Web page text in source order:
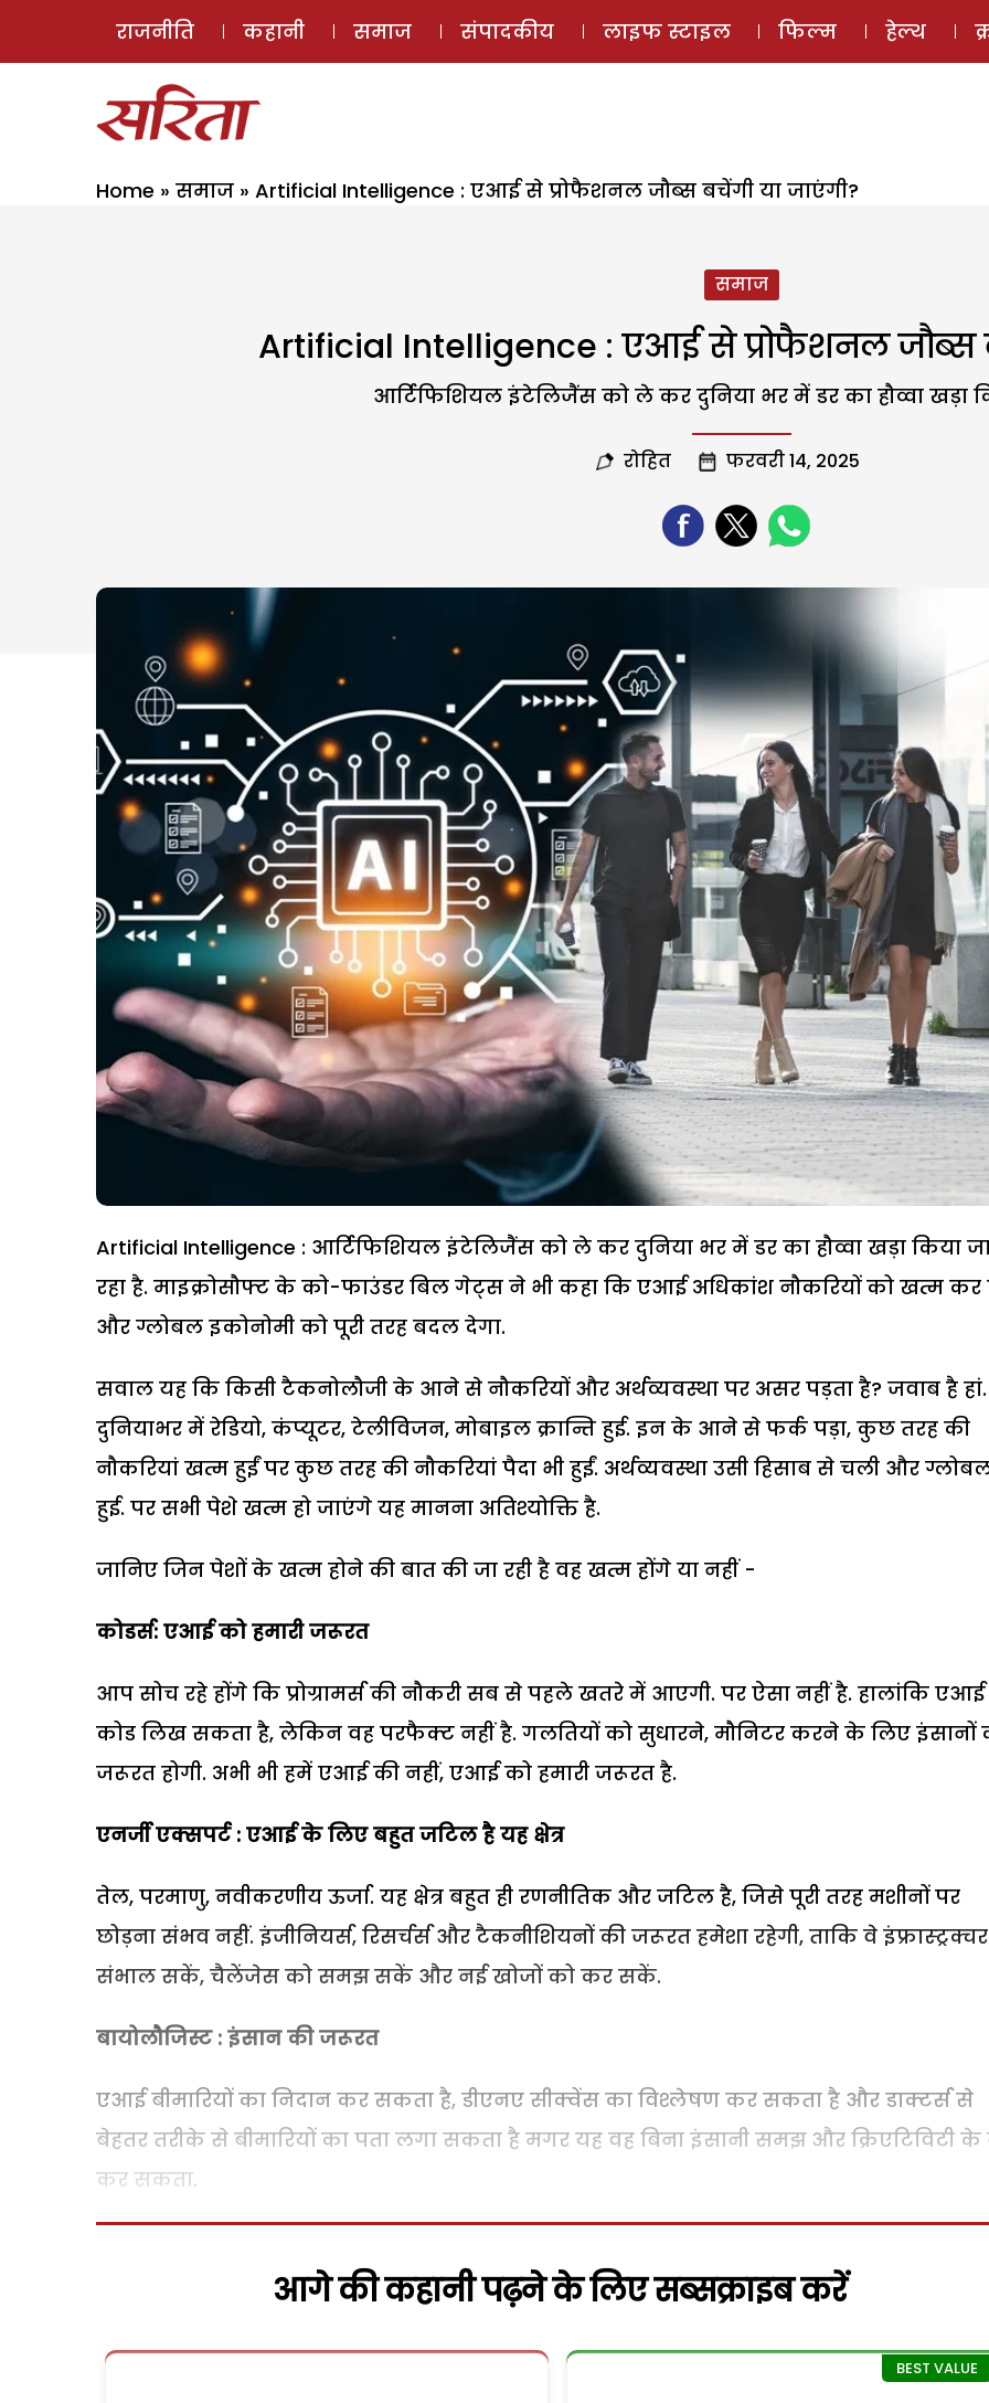
ई-मैगज़ीन
राजनीति कहानी समाज संपादकीय लाइफ स्टाइल फिल्म हेल्थ
Home » समाज » Artificial Intelligence : एआई से प्रोफैशनल जौब्स बचेंगी या जाएंगी?
समाज
Artificial Intelligence : एआई से प्रोफैशनल जौब्स
आर्टिफिशियल इंटेलिजैंस को ले कर दुनिया भर में डर का हौव्वा खड़ा
रोहित फरवरी 14, 2025
Artificial Intelligence : आर्टिफिशियल इंटेलिजैंस को ले कर दुनिया भर में डर का हौव्वा खड़ा किया
रहा है. माइक्रोसौफ्ट के को-फाउंडर बिल गेट्स ने भी कहा कि एआई अधिकांश नौकरियों को खत्म कर
और ग्लोबल इकोनोमी को पूरी तरह बदल देगा.
सवाल यह कि किसी टैकनोलौजी के आने से नौकरियों और अर्थव्यवस्था पर असर पड़ता है? जवाब है हां.
दुनियाभर में रेडियो, कंप्यूटर, टेलीविजन, मोबाइल क्रान्ति हुई. इन के आने से फर्क पड़ा, कुछ तरह की
नौकरियां खत्म हुईं पर कुछ तरह की नौकरियां पैदा भी हुईं. अर्थव्यवस्था उसी हिसाब से चली और
हुई. पर सभी पेशे खत्म हो जाएंगे यह मानना अतिश्योक्ति है.
जानिए जिन पेशों के खत्म होने की बात की जा रही है वह खत्म होंगे या नहीं -
कोडर्स: एआई को हमारी जरूरत
आप सोच रहे होंगे कि प्रोग्रामर्स की नौकरी सब से पहले खतरे में आएगी. पर ऐसा नहीं है. हालांकि एआई
कोड लिख सकता है, लेकिन वह परफैक्ट नहीं है. गलतियों को सुधारने, मौनिटर करने के लिए इंसानों
जरूरत होगी. अभी भी हमें एआई की नहीं, एआई को हमारी जरूरत है.
एनर्जी एक्सपर्ट : एआई के लिए बहुत जटिल है यह क्षेत्र
तेल, परमाणु, नवीकरणीय ऊर्जा. यह क्षेत्र बहुत ही रणनीतिक और जटिल है, जिसे पूरी तरह मशीनों पर
छोड़ना संभव नहीं. इंजीनियर्स, रिसर्चर्स और टैकनीशियनों की जरूरत हमेशा रहेगी, ताकि वे
संभाल सकें, चैलेंजेस को समझ सकें और नई खोजों को कर सकें.
बायोलौजिस्ट : इंसान की जरूरत
एआई बीमारियों का निदान कर सकता है, डीएनए सीक्वेंस का विश्लेषण कर सकता है और डाक्टर्स से
बेहतर तरीके से बीमारियों का पता लगा सकता है मगर यह वह बिना इंसानी समझ और क्रिएटिविटी के
कर सकता.
आगे की कहानी पढ़ने के लिए सब्सक्राइब करें